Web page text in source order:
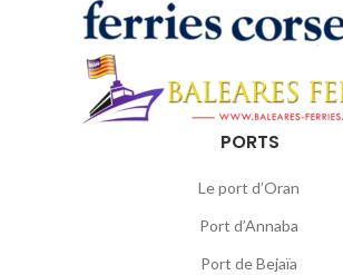
PORTS
Le port d’Oran
Port d’Annaba
Port de Bejaïa